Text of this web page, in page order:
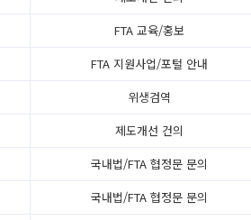
FTA 교육/홍보
FTA 지원사업/포털 안내
위생검역
제도개선 건의
국내법/FTA 협정문 문의
국내법/FTA 협정문 문의